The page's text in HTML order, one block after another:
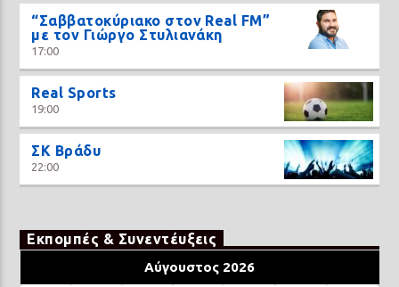
“Σαββατοκύριακο στον Real FM”
με τον Γιώργο Στυλιανάκη
17:00
Real Sports
19:00
ΣΚ Βράδυ
22:00
Εκπομπές & Συνεντέυξεις
Αύγουστος 2026